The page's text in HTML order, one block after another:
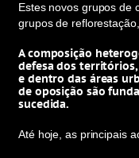
Estes novos grupos de
grupos de
A composição
defesa dos
e dentro das áreas
de oposição são
sucedida.
Até hoje, as principais